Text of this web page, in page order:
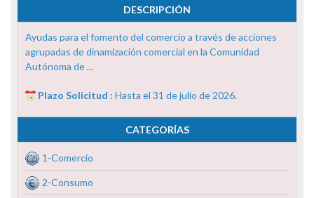
DESCRIPCIÓN
Ayudas para el fomento del comercio a través de acciones
agrupadas de dinamización comercial en la Comunidad
Autónoma de ...
Plazo Solicitud : Hasta el 31 de julio de 2026.
CATEGORÍAS
1-Comercio
2-Consumo